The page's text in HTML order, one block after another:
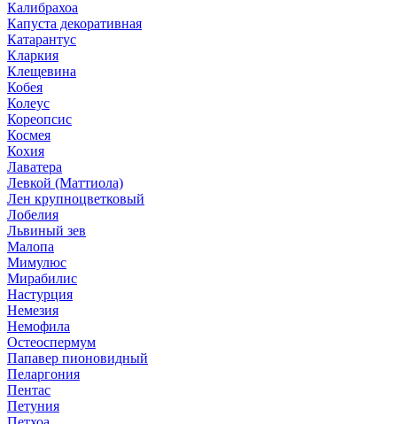
Калибрахоа
Капуста декоративная
Катарантус
Кларкия
Клещевина
Кобея
Колеус
Кореопсис
Космея
Кохия
Лаватера
Левкой (Маттиола)
Лен крупноцветковый
Лобелия
Львиный зев
Малопа
Мимулюс
Мирабилис
Настурция
Немезия
Немофила
Остеоспермум
Папавер пионовидный
Пеларгония
Пентас
Петуния